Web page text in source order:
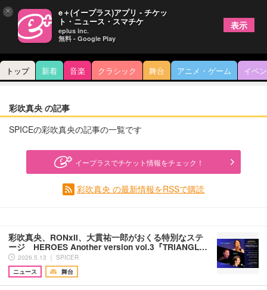
トップ 新着 音楽 クラシック 舞台 アニメ・ゲーム イベ
彩吹真央 の記事
SPICEの彩吹真央の記事の一覧です
イープラスでチケット情報をチェック！
彩吹真央 の最新情報をRSSで購読
彩吹真央、RONxII、大貫祐一郎がおくる特別なステ
ージ HEROES Another version vol.3『TRIANGL…
2026.5.13 ｜ SPICER
ニュース
舞台
× e＋(イープラス)アプリ - チケッ
ト・ニュース・スマチケ
eplus inc.
無料 - Google Play
表示